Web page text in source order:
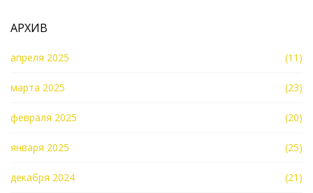
АРХИВ
апреля 2025 (11)
марта 2025 (23)
февраля 2025 (20)
января 2025 (25)
декабря 2024 (21)